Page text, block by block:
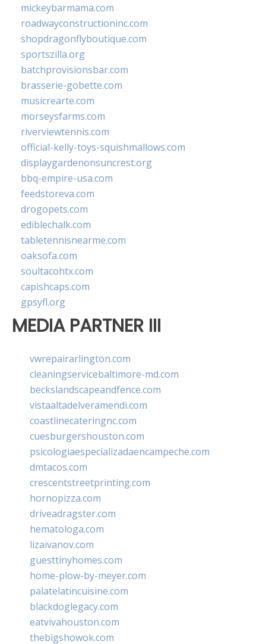
mickeybarmama.com
roadwayconstructioninc.com
shopdragonflyboutique.com
sportszilla.org
batchprovisionsbar.com
brasserie-gobette.com
musicrearte.com
morseysfarms.com
riverviewtennis.com
official-kelly-toys-squishmallows.com
displaygardenonsuncrest.org
bbq-empire-usa.com
feedstoreva.com
drogopets.com
ediblechalk.com
tabletennisnearme.com
oaksofa.com
soultacohtx.com
capishcaps.com
gpsyfl.org
MEDIA PARTNER III
vwrepairarlington.com
cleaningservicebaltimore-md.com
beckslandscapeandfence.com
vistaaltadelveramendi.com
coastlinecateringnc.com
cuesburgershouston.com
psicologiaespecializadaencampeche.com
dmtacos.com
crescentstreetprinting.com
hornopizza.com
driveadragster.com
hematologa.com
lizaivanov.com
guesttinyhomes.com
home-plow-by-meyer.com
palatelatincuisine.com
blackdoglegacy.com
eatvivahouston.com
thebigshowok.com